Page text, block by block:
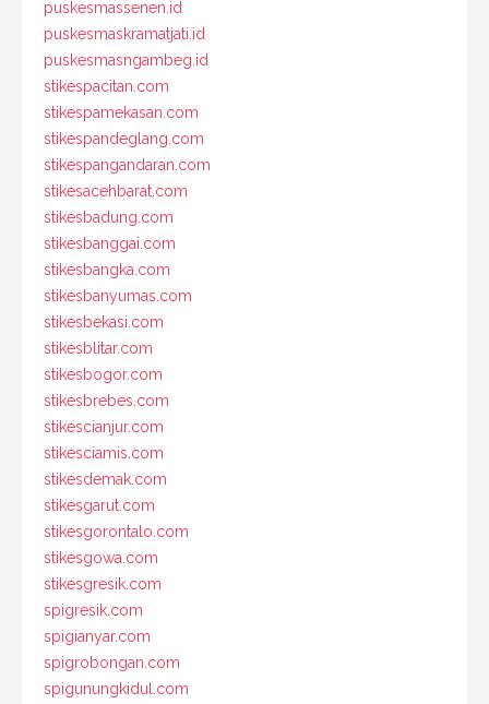
puskesmassenen.id
puskesmaskramatjati.id
puskesmasngambeg.id
stikespacitan.com
stikespamekasan.com
stikespandeglang.com
stikespangandaran.com
stikesacehbarat.com
stikesbadung.com
stikesbanggai.com
stikesbangka.com
stikesbanyumas.com
stikesbekasi.com
stikesblitar.com
stikesbogor.com
stikesbrebes.com
stikescianjur.com
stikesciamis.com
stikesdemak.com
stikesgarut.com
stikesgorontalo.com
stikesgowa.com
stikesgresik.com
spigresik.com
spigianyar.com
spigrobongan.com
spigunungkidul.com